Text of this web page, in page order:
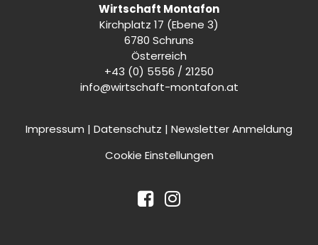
Wirtschaft Montafon
Kirchplatz 17 (Ebene 3)
6780 Schruns
Österreich
+43 (0) 5556 / 21250
info@wirtschaft-montafon.at
Impressum | Datenschutz | Newsletter Anmeldung
Cookie Einstellungen